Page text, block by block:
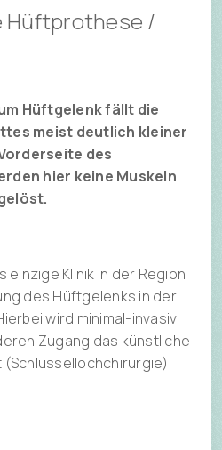
Hüftprothese /
Hüftgelenk fällt die
meist deutlich kleiner
des
hier keine Muskeln
einzige Klinik in der Region
des Hüftgelenks in der
wird minimal-invasiv
Zugang das künstliche